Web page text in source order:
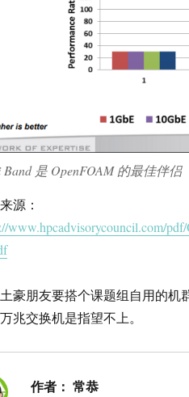
Band 是 OpenFOAM 的最佳伴侣
源：
www.hpcadvisorycouncil.com/
豪朋友要搭个课题组自用的机
兆交换机是指望不上。
作者： 常恭